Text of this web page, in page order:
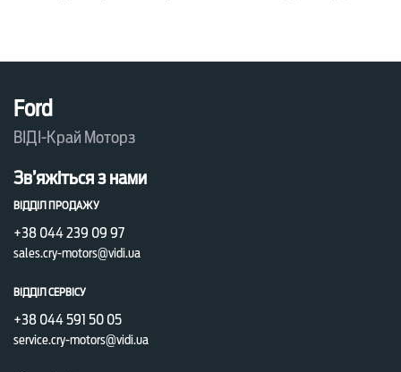
Ford
ВІДІ-Край Моторз
Зв’яжіться з нами
ВІДДІЛ ПРОДАЖУ
+38 044 239 09 97
sales.cry-motors@vidi.ua
ВІДДІЛ СЕРВІСУ
+38 044 591 50 05
service.cry-motors@vidi.ua